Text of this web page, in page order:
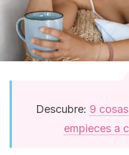
Descubre: 9
empieces a